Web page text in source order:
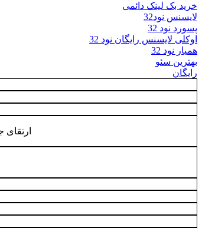
خرید بک لینک دائمی
لایسنس نود32
پسورد نود 32
اوکلی لایسنس رایگان نود 32
همیار نود 32
بهترین سئو
رایگان